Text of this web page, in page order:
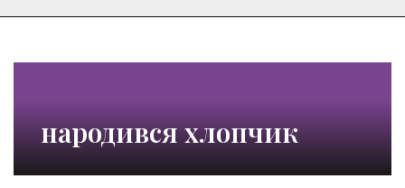
народився хлопчик